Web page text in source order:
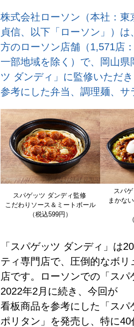
株式会社ローソン（本社：
貞信、以下「ローソン」）
方のローソン店舗（1,571店
一部地域を除く）で、岡山
ツ ダンディ」に監修いただ
参考にした弁当、調理麺、サ
スパゲッツ ダンディ監修
こだわりソース＆ミートボール
（税込599円）
スパ
まかな
「スパゲッツ ダンディ」は
ティ専門店で、圧倒的なボ
店です。ローソンでの「ス
2022年2月に続き、今回が
看板商品を参考にした「ス
ポリタン」を発売し、特に